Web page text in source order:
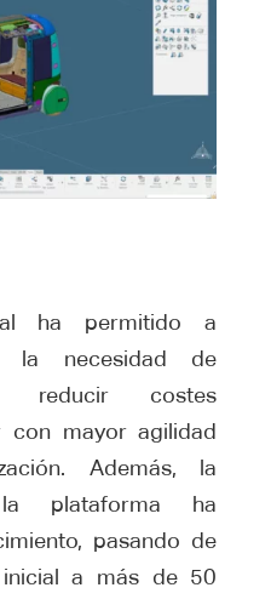
ha permitido a
la necesidad de
reducir costes
con mayor agilidad
Además, la
plataforma ha
pasando de
a más de 50